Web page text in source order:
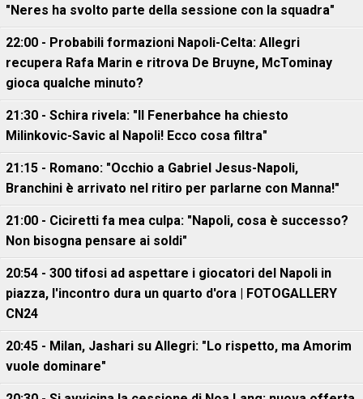
"Neres ha svolto parte della sessione con la squadra"
22:00 - Probabili formazioni Napoli-Celta: Allegri
recupera Rafa Marin e ritrova De Bruyne, McTominay
gioca qualche minuto?
21:30 - Schira rivela: "Il Fenerbahce ha chiesto
Milinkovic-Savic al Napoli! Ecco cosa filtra"
21:15 - Romano: "Occhio a Gabriel Jesus-Napoli,
Branchini è arrivato nel ritiro per parlarne con Manna!"
21:00 - Ciciretti fa mea culpa: "Napoli, cosa è successo?
Non bisogna pensare ai soldi"
20:54 - 300 tifosi ad aspettare i giocatori del Napoli in
piazza, l'incontro dura un quarto d'ora | FOTOGALLERY
CN24
20:45 - Milan, Jashari su Allegri: "Lo rispetto, ma Amorim
vuole dominare"